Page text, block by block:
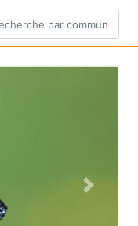
Next